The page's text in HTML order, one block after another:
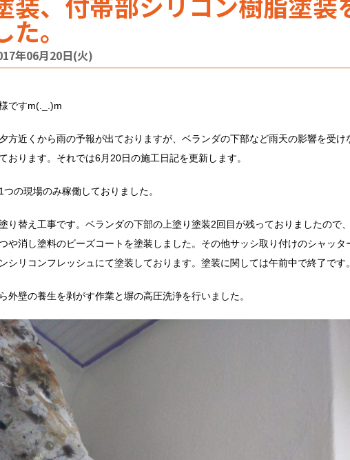
た。
年06月20日(火)
ですm(._.)m
方近くから雨の予報が出ておりますが、ベランダの下部など雨天の影響を受
おります。それでは6月20日の施工日記を更新します。
つの現場のみ稼働しておりました。
り替え工事です。ベランダの下部の上塗り塗装2回目が残っておりましたので
や消し塗料のビーズコートを塗装しました。その他サッシ取り付けのシャッ
シリコンフレッシュにて塗装しております。塗装に関しては午前中で終了です。
外壁の養生を剥がす作業と塀の高圧洗浄を行いました。